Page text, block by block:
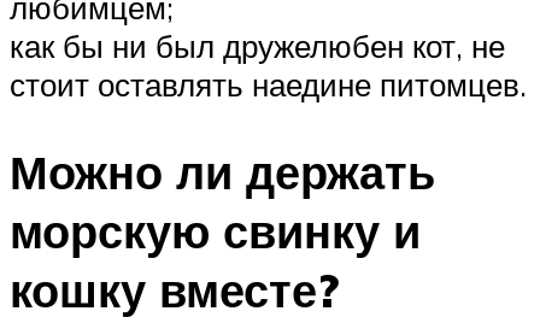
как бы ни был дружелюбен кот, не
стоит оставлять наедине питомцев.
Можно ли держать
морскую свинку и
кошку вместе?